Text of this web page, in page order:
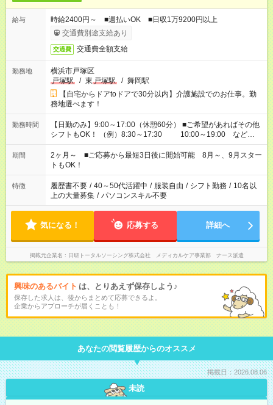
給与
時給2400円～ ■週払いOK ■日収1万9200円以上
交通費別途支給あり
交通費 交通費全額支給
勤務地
横浜市戸塚区
戸塚駅
/ 東 戸塚駅 / 舞岡駅
【自宅からドアtoドアで30分以内】介護施設でのお仕事。勤
務地選べます！
勤務時間
【日勤のみ】9:00～17:00（休憩60分） ■ご希望があればその他
シフトもOK！ （例）8:30～17:30 10:00～19:00 など
「家族とお休みを合わせたい」 「できれば残業はしたくない」
など、あなたのご希望に沿ったお仕事をご紹介します！ ※Wワ
ーク希望の方へ 今ご覧のお仕事で希望する勤務時間と、もう1つ
のお仕事の勤務時間。 合計で週40時間を超える場合は応募でき
ません
期間
2ヶ月～ ■ご応募から最短3日後に開始可能 8月～、9月スター
トもOK！
特徴 履歴書不要 / 40～50代活躍中 / 服装自由 / シフト勤務 / 10名以
上の大量募集 / パソコンスキル不要
気になる！ 応募する 詳細へ
掲載元企業名 日研トータルソーシング株式会社 メディカルケア事業部 ナース派遣
興味のあるバイト は、とりあえず保存しよう♪
保存した求人は、後からまとめて応募できるよ。
企業からアプローチが届くことも！
あなたの閲覧履歴からのオススメ
掲載日：2026.08.06
未読